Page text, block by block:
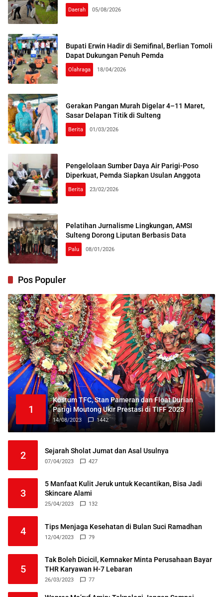
Daerah 05/08/2026
Bupati Erwin Hadir di Semifinal, Berlian Tomoli
Dapat Dukungan Penuh Pemda
Olahraga 18/04/2026
Gerakan Pangan Murah Digelar 4–11 Maret,
Sasar Delapan Titik di Sulteng
Berita 01/03/2026
Pengelolaan Sumber Daya Air Parigi-Poso
Diperkuat, Pemda Siapkan Usulan Anggota
Berita 23/02/2026
Pelatihan Jurnalisme Lingkungan, AMSI
Sulteng Dorong Liputan Berbasis Data
Palu 08/01/2026
Pos Populer
1
Kostum TFC, Stan Pameran dan Float Durian
Parigi Moutong Ukir Prestasi di TIFF 2023
14/08/2023 1442
2 Sejarah Sholat Jumat dan Asal Usulnya
07/04/2023 427
3
5 Manfaat Kulit Jeruk untuk Kecantikan, Bisa Jadi
Skincare Alami
25/04/2023 132
4 Tips Menjaga Kesehatan di Bulan Suci Ramadhan
12/04/2023 79
5
Tak Boleh Dicicil, Kemnaker Minta Perusahaan Bayar
THR Karyawan H-7 Lebaran
26/03/2023 77